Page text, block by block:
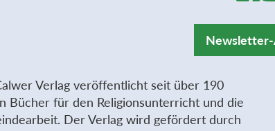
Verlag veröffentlicht seit über 190
Bücher für den Religionsunterricht und die
Der Verlag wird gefördert durch